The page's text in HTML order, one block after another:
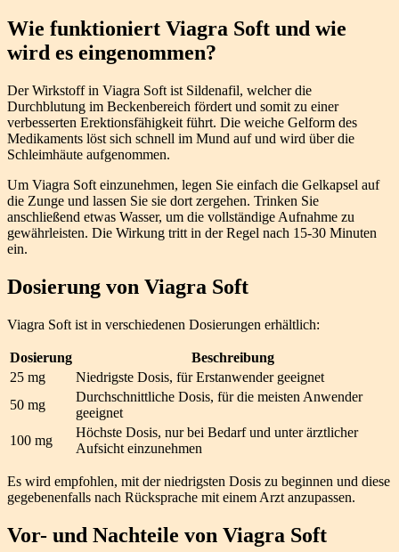
Wie funktioniert Viagra Soft und wie
wird es eingenommen?
Der Wirkstoff in Viagra Soft ist Sildenafil, welcher die
Durchblutung im Beckenbereich fördert und somit zu einer
verbesserten Erektionsfähigkeit führt. Die weiche Gelform des
Medikaments löst sich schnell im Mund auf und wird über die
Schleimhäute aufgenommen.
Um Viagra Soft einzunehmen, legen Sie einfach die Gelkapsel auf
die Zunge und lassen Sie sie dort zergehen. Trinken Sie
anschließend etwas Wasser, um die vollständige Aufnahme zu
gewährleisten. Die Wirkung tritt in der Regel nach 15-30 Minuten
ein.
Dosierung von Viagra Soft
Viagra Soft ist in verschiedenen Dosierungen erhältlich:
Dosierung
Beschreibung
25 mg
Niedrigste Dosis, für Erstanwender geeignet
50 mg
Durchschnittliche Dosis, für die meisten Anwender
geeignet
100 mg
Höchste Dosis, nur bei Bedarf und unter ärztlicher
Aufsicht einzunehmen
Es wird empfohlen, mit der niedrigsten Dosis zu beginnen und diese
gegebenenfalls nach Rücksprache mit einem Arzt anzupassen.
Vor- und Nachteile von Viagra Soft